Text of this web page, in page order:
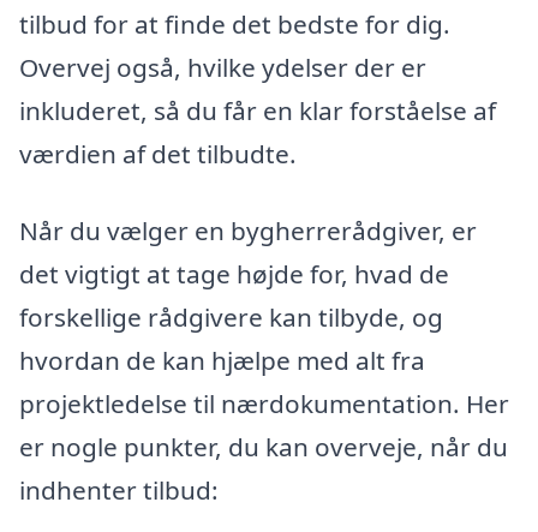
tilbud for at finde det bedste for dig.
Overvej også, hvilke ydelser der er
inkluderet, så du får en klar forståelse af
værdien af det tilbudte.
Når du vælger en bygherrerådgiver, er
det vigtigt at tage højde for, hvad de
forskellige rådgivere kan tilbyde, og
hvordan de kan hjælpe med alt fra
projektledelse til nærdokumentation. Her
er nogle punkter, du kan overveje, når du
indhenter tilbud: